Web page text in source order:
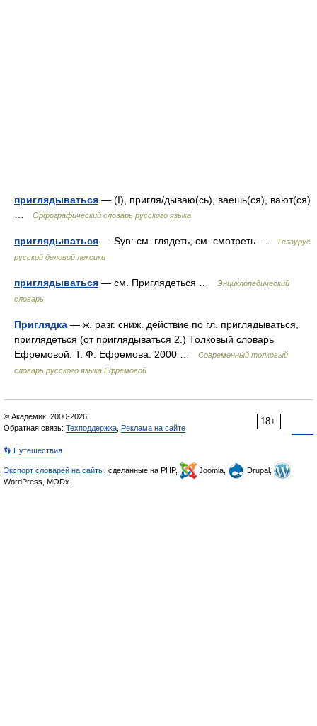
приглядываться — (I), пригля/дываю(сь), ваешь(ся), вают(ся)
Орфографический словарь русского языка
приглядываться — Syn: см. глядеть, см. смотреть …
Тезаурус
русской деловой лексики
приглядываться — см. Приглядеться …
Энциклопедический
словарь
Приглядка — ж. разг. сниж. действие по гл. приглядываться,
приглядеться (от приглядываться 2.) Толковый словарь
Ефремовой. Т. Ф. Ефремова. 2000 …
Современный толковый
словарь русского языка Ефремовой
18+
© Академик, 2000-2026
Обратная связь: Техподдержка Реклама на сайте
👣 Путешествия
Экспорт словарей на сайты , сделанные на PHP, Joomla,
Drupal,
WordPress, MODx.